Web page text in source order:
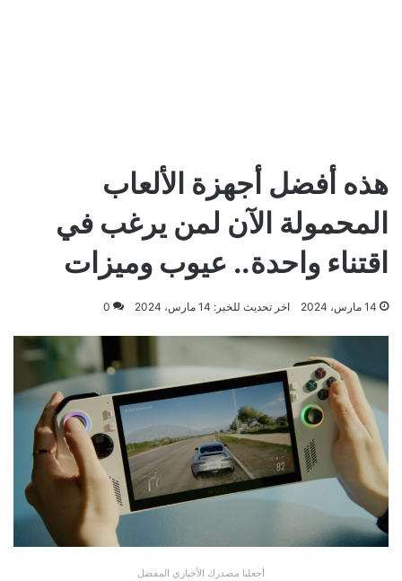
هذه أفضل أجهزة الألعاب
المحمولة الآن لمن يرغب في
اقتناء واحدة.. عيوب وميزات
14 مارس، 2024 اخر تحديث للخبر: 14 مارس، 2024 0
أجعلنا مصدرك الأخباري المفضل